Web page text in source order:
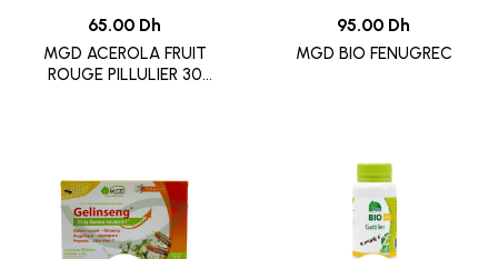
65.00 Dh
MGD ACEROLA FRUIT
ROUGE PILLULIER 30
95.00 Dh
MGD BIO FENUGREC